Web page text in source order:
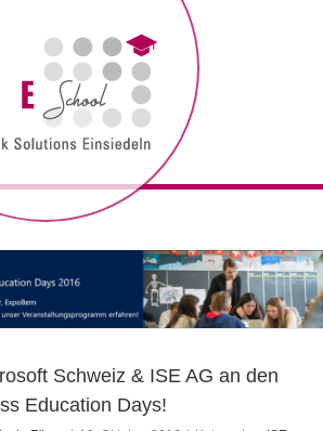
Microsoft Schweiz & ISE AG an den Swiss
Education Days!
Schweiz & ISE AG an den
Education Days!